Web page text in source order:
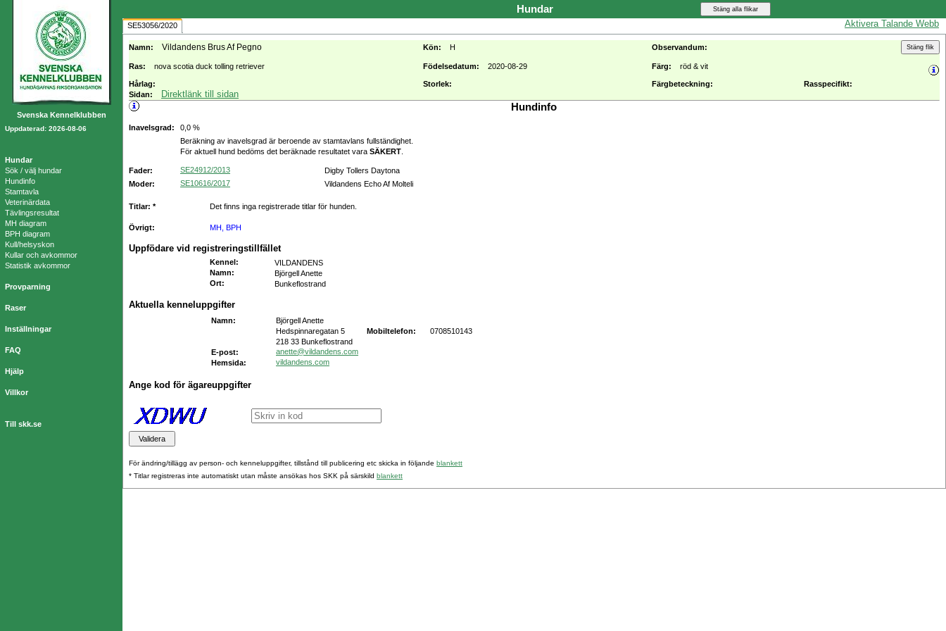
Svenska Kennelklubben
Uppdaterad: 2026-08-06
Hundar
Sök / välj hundar
Hundinfo
Stamtavla
Veterinärdata
Tävlingsresultat
MH diagram
BPH diagram
Kull/helsyskon
Kullar och avkommor
Statistik avkommor
Provparning
Raser
Inställningar
FAQ
Hjälp
Villkor
Till skk.se
Hundar
Aktivera Talande Webb
SE53056/2020
Namn: Vildandens Brus Af Pegno Kön: H Observandum:
Ras: nova scotia duck tolling retriever Födelsedatum: 2020-08-29 Färg: röd & vit
Hårlag: Storlek: Färgbeteckning:
Rasspecifikt:
Sidan:
Direktlänk till sidan
Hundinfo
Inavelsgrad:
0,0 %
Beräkning av inavelsgrad är beroende av stamtavlans fullständighet.
För aktuell hund bedöms det beräknade resultatet vara SÄKERT
Fader: SE24912/2013
Digby Tollers Daytona
Moder:
SE10616/2017 Vildandens Echo Af Molteli
Titlar: * Det finns inga registrerade titlar för hunden.
Övrigt: MH, BPH
Uppfödare vid registreringstillfället
Kennel :
VILDANDENS
Namn:
Björgell Anette
Ort: Bunkeflostrand
Aktuella kenneluppgifter
Namn:
Björgell Anette
Hedspinnaregatan 5
Mobiltelefon:
0708510143
218 33 Bunkeflostrand
E-post:
anette@vildandens.com
Hemsida:
vildandens.com
Ange kod för ägareuppgifter
För ändring/tillägg av person- och kenneluppgifter, tillstånd till publicering etc skicka in följande blankett
* Titlar registreras inte automatiskt utan måste ansökas hos SKK på särskild blankett